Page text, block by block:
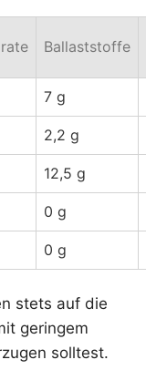
Ballaststoffe
7 g
2,2 g
12,5 g
0 g
0 g
stets auf die
geringem
solltest.